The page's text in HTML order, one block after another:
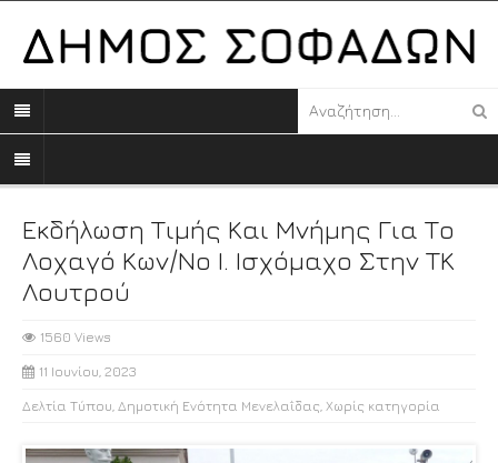
Εκδήλωση Τιμής Και Μνήμης Για Το
Λοχαγό Κων/νο Ι. Ισχόμαχο Στην ΤΚ
Λουτρού
1560 Views
11 Ιουνίου, 2023
Δελτία Τύπου Δημοτική Ενότητα Μενελαΐδας Χωρίς κατηγορία